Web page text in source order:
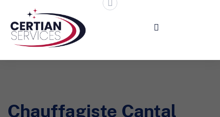
Chauffagiste Cantal